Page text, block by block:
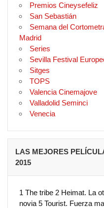
Premios Cineysefeliz
San Sebastián
Semana del
Madrid
Series
Sevilla Festival
Sitges
TOPS
Valencia Cinemajove
Valladolid Seminci
Venecia
LAS MEJORES
2015
1 The tribe 2 Heimat. La
novia 5 Tourist. Fuerza